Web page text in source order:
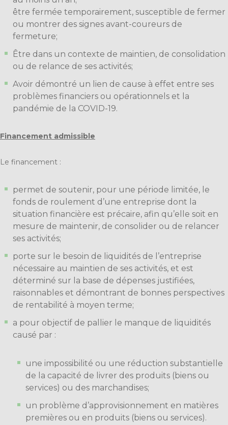
être fermée temporairement, susceptible de fermer
ou montrer des signes avant-coureurs de
fermeture;
Être dans un contexte de maintien, de consolidation
ou de relance de ses activités;
Avoir démontré un lien de cause à effet entre ses
problèmes financiers ou opérationnels et la
pandémie de la COVID-19.
Financement admissible
Le financement :
permet de soutenir, pour une période limitée, le
fonds de roulement d’une entreprise dont la
situation financière est précaire, afin qu’elle soit en
mesure de maintenir, de consolider ou de relancer
ses activités;
porte sur le besoin de liquidités de l’entreprise
nécessaire au maintien de ses activités, et est
déterminé sur la base de dépenses justifiées,
raisonnables et démontrant de bonnes perspectives
de rentabilité à moyen terme;
a pour objectif de pallier le manque de liquidités
causé par :
une impossibilité ou une réduction substantielle
de la capacité de livrer des produits (biens ou
services) ou des marchandises;
un problème d’approvisionnement en matières
premières ou en produits (biens ou services).